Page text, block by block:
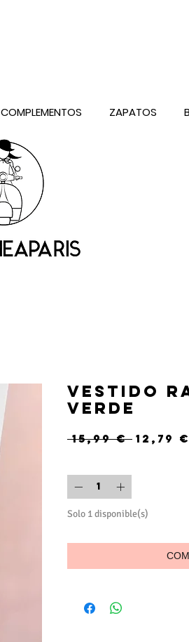
COMPLEMENTOS ZAPATOS
Vestido
verde
15,99 € Precio
12,79 €
Solo 1 disponible(s)